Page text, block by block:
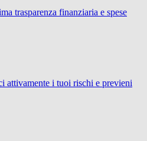
trasparenza finanziaria e spese
attivamente i tuoi rischi e previeni